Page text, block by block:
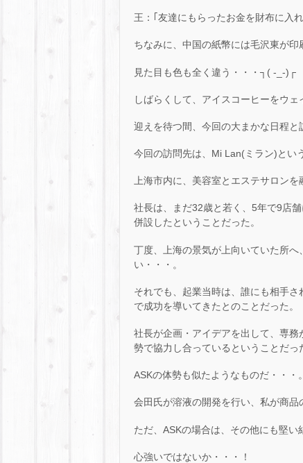
王：｢友達にもらったお金を財布に入
ちなみに、中国の紙幣には毛沢東が印
見た目も色も全く違う・・・┐( -_-)┌
しばらくして、アイスコーヒーをウェ
迎えを待つ間、今回の大まかな日程と
今回の訪問先は、Mi Lan(ミラン)とい
上海市内に、美容室とエステサロンを
社長は、まだ32歳と若く、5年で9店
併設したということだった。
丁度、上海の景気が上向いていた所
い・・・。
それでも、起業当時は、誰にも相手
で成功を導いてきたとのことだった。
社長が企画・アイデアを出して、専
勢で協力し合っているということだっ
ASKの体勢も似たようなものだ・・・。
会田氏が溶液の開発を行い、私が商品
ただ、ASKの場合は、その他にも堅い
心強いではないか・・・！